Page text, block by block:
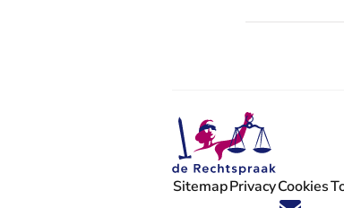
SitemapPrivacyCookies